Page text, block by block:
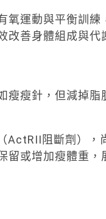
氧運動與平衡訓
改善身體組成與代
瘦瘦針，但減掉
ActRII阻斷劑），
留或增加瘦體重，